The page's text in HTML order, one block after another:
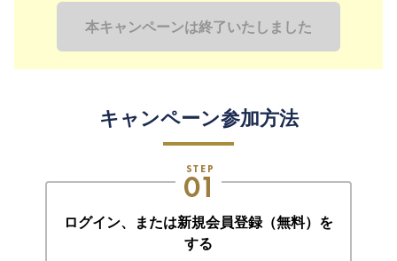
本キャンペーンは終了いたしました
キャンペーン参加方法
ログイン、または新規会員登録（無料）を
する